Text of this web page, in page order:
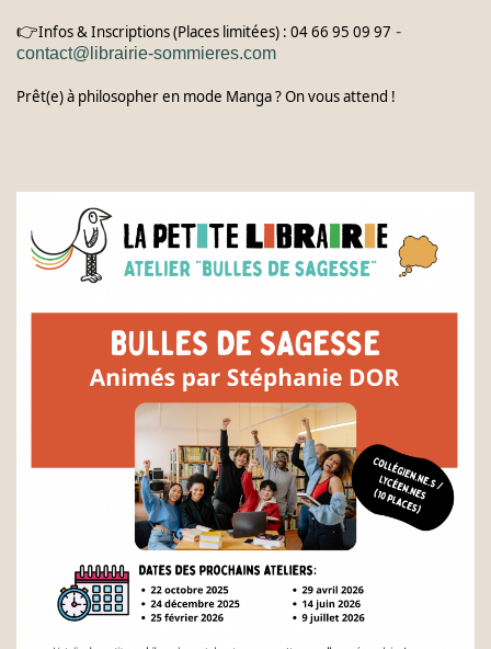
👉Infos & Inscriptions (Places limitées) : 04 66 95 09 97 -
contact@librairie-sommieres.com
Prêt(e) à philosopher en mode Manga ? On vous attend !